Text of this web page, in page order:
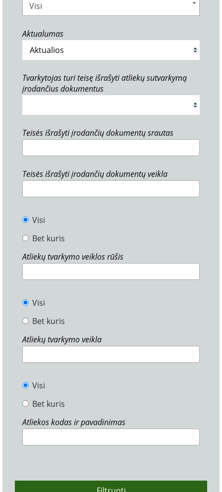
Visi
Aktualumas
Tvarkytojas turi teisę išrašyti atliekų sutvarkymą
įrodančius dokumentus
Teisės išrašyti įrodančių dokumentų srautas
Teisės išrašyti įrodančių dokumentų veikla
Visi
Bet kuris
Atliekų tvarkymo veiklos rūšis
Visi
Bet kuris
Atliekų tvarkymo veikla
Visi
Bet kuris
Atliekos kodas ir pavadinimas